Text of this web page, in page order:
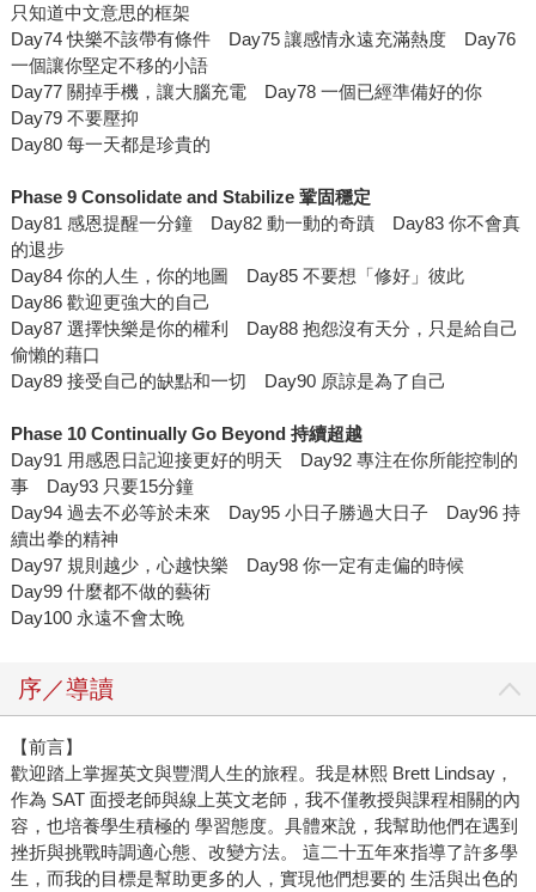
只知道中文意思的框架
Day74 快樂不該帶有條件 Day75 讓感情永遠充滿熱度 Day76
一個讓你堅定不移的小語
Day77 關掉手機，讓大腦充電 Day78 一個已經準備好的你
Day79 不要壓抑
Day80 每一天都是珍貴的
Phase 9 Consolidate and Stabilize 鞏固穩定
Day81 感恩提醒一分鐘 Day82 動一動的奇蹟 Day83 你不會真
的退步
Day84 你的人生，你的地圖 Day85 不要想「修好」彼此
Day86 歡迎更強大的自己
Day87 選擇快樂是你的權利 Day88 抱怨沒有天分，只是給自己
偷懶的藉口
Day89 接受自己的缺點和一切 Day90 原諒是為了自己
Phase 10 Continually Go Beyond 持續超越
Day91 用感恩日記迎接更好的明天 Day92 專注在你所能控制的
事 Day93 只要15分鐘
Day94 過去不必等於未來 Day95 小日子勝過大日子 Day96 持
續出拳的精神
Day97 規則越少，心越快樂 Day98 你一定有走偏的時候
Day99 什麼都不做的藝術
Day100 永遠不會太晚
序／導讀
【前言】
歡迎踏上掌握英文與豐潤人生的旅程。我是林熙 Brett Lindsay，
作為 SAT 面授老師與線上英文老師，我不僅教授與課程相關的內
容，也培養學生積極的 學習態度。具體來說，我幫助他們在遇到
挫折與挑戰時調適心態、改變方法。 這二十五年來指導了許多學
生，而我的目標是幫助更多的人，實現他們想要的 生活與出色的